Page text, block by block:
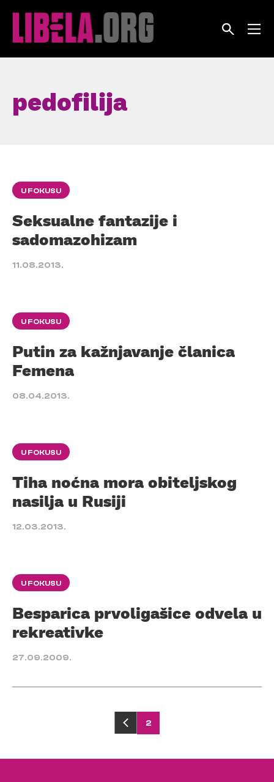
pedofilija
U FOKUSU
Seksualne fantazije i
sadomazohizam
11.08.2013.
U FOKUSU
Putin za kažnjavanje članica
Femena
08.04.2013.
U FOKUSU
Tiha noćna mora obiteljskog
nasilja u Rusiji
12.03.2013.
U FOKUSU
Besparica prvoligašice odvela u
rekreativke
27.09.2009.
pagination
2